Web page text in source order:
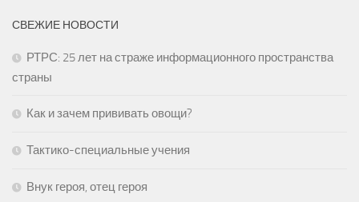
СВЕЖИЕ НОВОСТИ
РТРС: 25 лет на страже информационного пространства
страны
Как и зачем прививать овощи?
Тактико-специальные учения
Внук героя, отец героя